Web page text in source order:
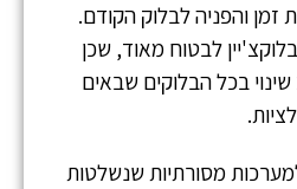
והפניה לבלוק הקודם.
לבטוח מאוד, שכן
בכל הבלוקים שבאים
מסורתיות שנשלטות